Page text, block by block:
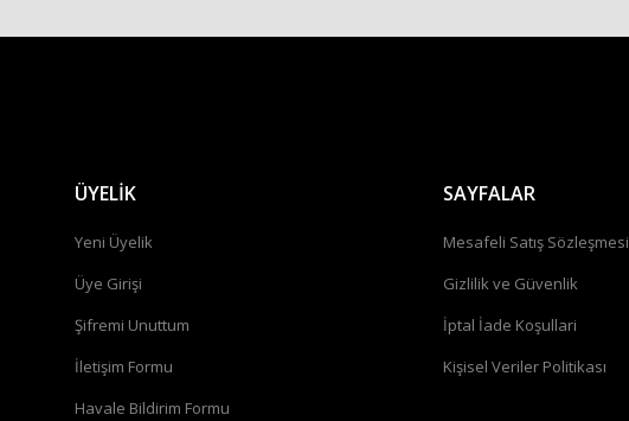
ÜYELİK
Yeni Üyelik
Üye Girişi
Şifremi Unuttum
İletişim Formu
Havale Bildirim Formu
SAYFALAR
Mesafeli Satış Sözleşmesi
Gizlilik ve Güvenlik
İptal İade Koşullari
Kişisel Veriler Politikası